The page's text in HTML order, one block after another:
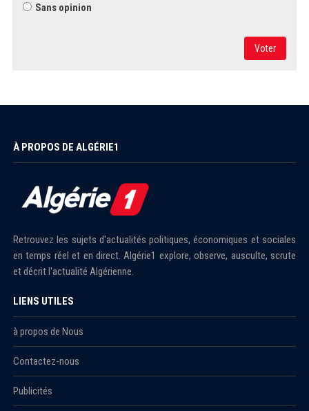
Sans opinion
Voter
À PROPOS DE ALGÉRIE1
Retrouvez les sujets d'actualités politiques, économiques et sociales
en temps réel et en direct. Algérie1 explore, observe, ausculte, scrute
et décrit l'actualité Algérienne.
LIENS UTILES
à propos de Nous
Contactez-nous
Publicités